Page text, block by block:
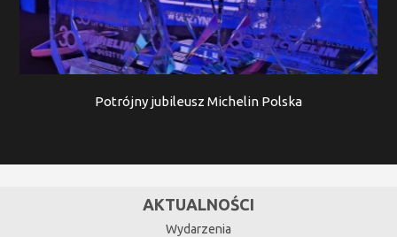
Potrójny jubileusz Michelin Polska
AKTUALNOŚCI
Wydarzenia